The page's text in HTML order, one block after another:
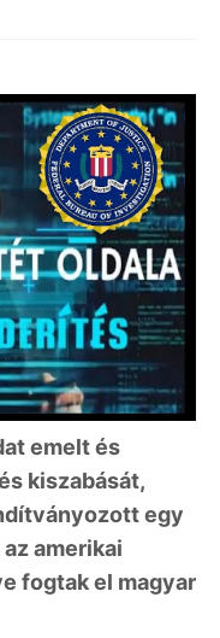
emelt és
kiszabását,
egy
amerikai
fogtak el magyar